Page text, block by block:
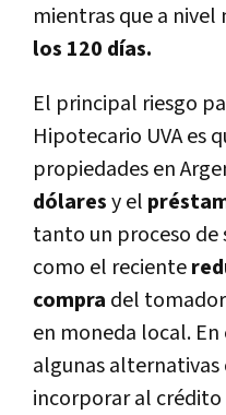
mientras que a nivel
los 120 dí­as.
El principal riesgo
Hipotecario UVA es
propiedades en
dólaresy el
tanto un proceso
como el reciente
compra del
en moneda local.
algunas
incorporar al crédito